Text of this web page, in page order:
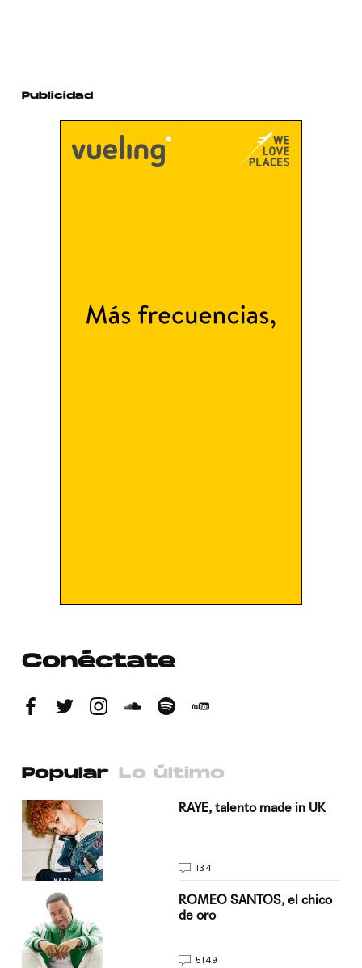
Publicidad
Conéctate
Popular Lo último
RAYE, talento made in UK
134
ROMEO SANTOS, el chico
de oro
5149